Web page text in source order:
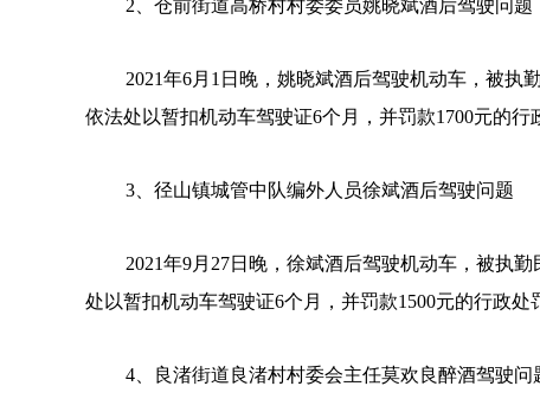
2、仓前街道高桥村村委委员姚晓斌酒后驾驶问题
2021年6月1日晚，姚晓斌酒后驾驶机动车，被执
依法处以暂扣机动车驾驶证6个月，并罚款1700元的行
3、径山镇城管中队编外人员徐斌酒后驾驶问题
2021年9月27日晚，徐斌酒后驾驶机动车，被执
处以暂扣机动车驾驶证6个月，并罚款1500元的行政
4、良渚街道良渚村村委会主任莫欢良醉酒驾驶问